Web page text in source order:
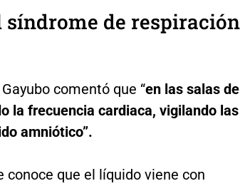
síndrome de respiración
comentó que “en las salas de
la frecuencia cardiaca, vigilando las
amniótico”.
conoce que el líquido viene con